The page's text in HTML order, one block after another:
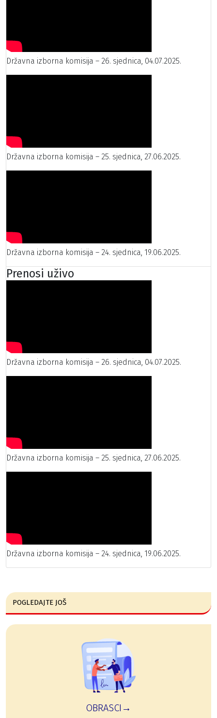
Državna izborna komisija – 26. sjednica, 04.07.2025.
Državna izborna komisija – 25. sjednica, 27.06.2025.
Državna izborna komisija – 24. sjednica, 19.06.2025.
Prenosi uživo
Državna izborna komisija – 26. sjednica, 04.07.2025.
Državna izborna komisija – 25. sjednica, 27.06.2025.
Državna izborna komisija – 24. sjednica, 19.06.2025.
POGLEDAJTE JOŠ
OBRASCI→